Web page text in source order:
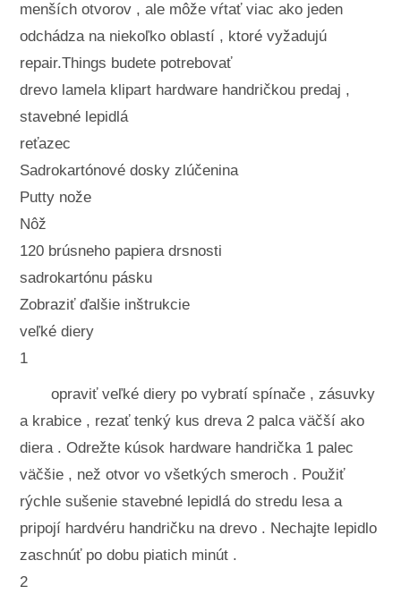
menších otvorov , ale môže vŕtať viac ako jeden
odchádza na niekoľko oblastí , ktoré vyžadujú
repair.Things budete potrebovať
drevo lamela klipart hardware handričkou predaj ,
stavebné lepidlá
reťazec
Sadrokartónové dosky zlúčenina
Putty nože
Nôž
120 brúsneho papiera drsnosti
sadrokartónu pásku
Zobraziť ďalšie inštrukcie
veľké diery
1
opraviť veľké diery po vybratí spínače , zásuvky
a krabice , rezať tenký kus dreva 2 palca väčší ako
diera . Odrežte kúsok hardware handrička 1 palec
väčšie , než otvor vo všetkých smeroch . Použiť
rýchle sušenie stavebné lepidlá do stredu lesa a
pripojí hardvéru handričku na drevo . Nechajte lepidlo
zaschnúť po dobu piatich minút .
2